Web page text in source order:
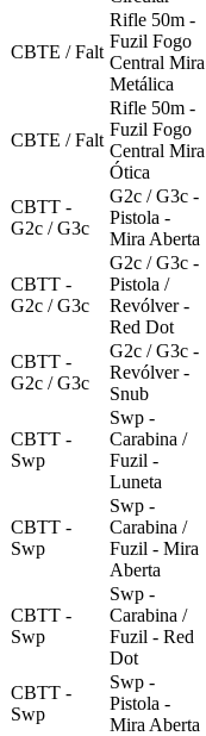
CBTE / Falt
Rifle 50m -
Fuzil Fogo
Central Mira
Metálica
CBTE / Falt
Rifle 50m -
Fuzil Fogo
Central Mira
Ótica
CBTT -
G2c / G3c
G2c / G3c -
Pistola -
Mira Aberta
CBTT -
G2c / G3c
G2c / G3c -
Pistola /
Revólver -
Red Dot
CBTT -
G2c / G3c
G2c / G3c -
Revólver -
Snub
CBTT -
Swp
Swp -
Carabina /
Fuzil -
Luneta
CBTT -
Swp
Swp -
Carabina /
Fuzil - Mira
Aberta
CBTT -
Swp
Swp -
Carabina /
Fuzil - Red
Dot
CBTT -
Swp
Swp -
Pistola -
Mira Aberta